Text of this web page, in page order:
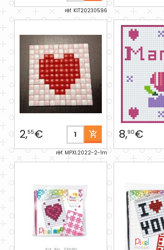
réf. KIT20230596
2,55€
réf. MPXL2022-2-1m
8,90€